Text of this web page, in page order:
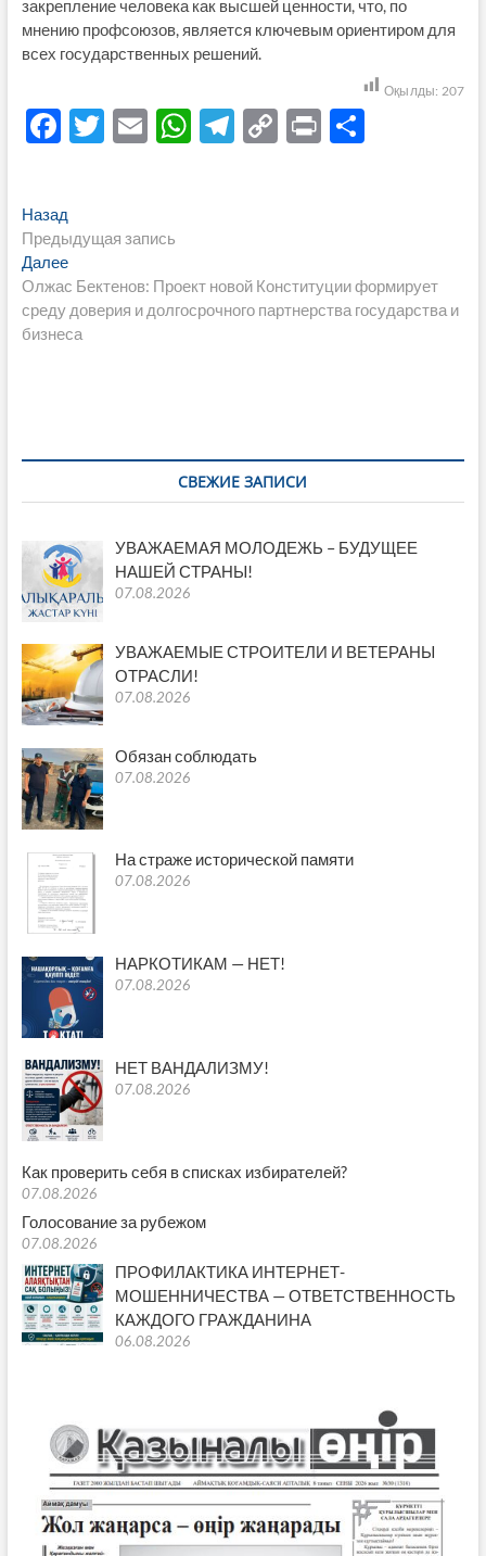
закрепление человека как высшей ценности, что, по
мнению профсоюзов, является ключевым ориентиром для
всех государственных решений.
Оқылды: 207
F
b
o
o
k
T
er
E W
p
T
m
C
n
P О
и
Навигация
по
записям
НазадПредыдущая
запись:
Предыдущая запись
ДалееСледующая
запись:
Олжас Бектенов: Проект новой Конституции формирует
среду доверия и долгосрочного партнерства государства и
бизнеса
СВЕЖИЕ ЗАПИСИ
УВАЖАЕМАЯ МОЛОДЕЖЬ – БУДУЩЕЕ
НАШЕЙ СТРАНЫ!
07.08.2026
УВАЖАЕМЫЕ СТРОИТЕЛИ И ВЕТЕРАНЫ
ОТРАСЛИ!
07.08.2026
Обязан соблюдать
07.08.2026
На страже исторической памяти
07.08.2026
НАРКОТИКАМ — НЕТ!
07.08.2026
НЕТ ВАНДАЛИЗМУ!
07.08.2026
Как проверить себя в списках избирателей?
07.08.2026
Голосование за рубежом
07.08.2026
ПРОФИЛАКТИКА ИНТЕРНЕТ-
МОШЕННИЧЕСТВА — ОТВЕТСТВЕННОСТЬ
КАЖДОГО ГРАЖДАНИНА
06.08.2026